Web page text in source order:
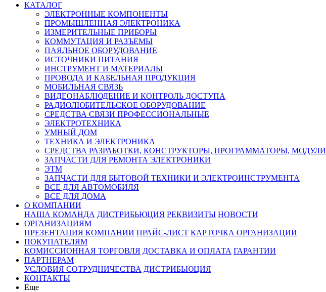
КАТАЛОГ
ЭЛЕКТРОННЫЕ КОМПОНЕНТЫ
ПРОМЫШЛЕННАЯ ЭЛЕКТРОНИКА
ИЗМЕРИТЕЛЬНЫЕ ПРИБОРЫ
КОММУТАЦИЯ И РАЗЪЕМЫ
ПАЯЛЬНОЕ ОБОРУДОВАНИЕ
ИСТОЧНИКИ ПИТАНИЯ
ИНСТРУМЕНТ И МАТЕРИАЛЫ
ПРОВОДА И КАБЕЛЬНАЯ ПРОДУКЦИЯ
МОБИЛЬНАЯ СВЯЗЬ
ВИДЕОНАБЛЮДЕНИЕ И КОНТРОЛЬ ДОСТУПА
РАДИОЛЮБИТЕЛЬСКОЕ ОБОРУДОВАНИЕ
СРЕДСТВА СВЯЗИ ПРОФЕССИОНАЛЬНЫЕ
ЭЛЕКТРОТЕХНИКА
УМНЫЙ ДОМ
ТЕХНИКА И ЭЛЕКТРОНИКА
СРЕДСТВА РАЗРАБОТКИ, КОНСТРУКТОРЫ, ПРОГРАММАТОРЫ, МОДУЛИ
ЗАПЧАСТИ ДЛЯ РЕМОНТА ЭЛЕКТРОНИКИ
ЭТМ
ЗАПЧАСТИ ДЛЯ БЫТОВОЙ ТЕХНИКИ И ЭЛЕКТРОИНСТРУМЕНТА
ВСЕ ДЛЯ АВТОМОБИЛЯ
ВСЕ ДЛЯ ДОМА
О КОМПАНИИ
НАША КОМАНДА ДИСТРИБЬЮЦИЯ РЕКВИЗИТЫ НОВОСТИ
ОРГАНИЗАЦИЯМ
ПРЕЗЕНТАЦИЯ КОМПАНИИ ПРАЙС-ЛИСТ КАРТОЧКА ОРГАНИЗАЦИИ
ПОКУПАТЕЛЯМ
КОМИССИОННАЯ ТОРГОВЛЯ ДОСТАВКА И ОПЛАТА ГАРАНТИИ
ПАРТНЕРАМ
УСЛОВИЯ СОТРУДНИЧЕСТВА ДИСТРИБЬЮЦИЯ
КОНТАКТЫ
Еще